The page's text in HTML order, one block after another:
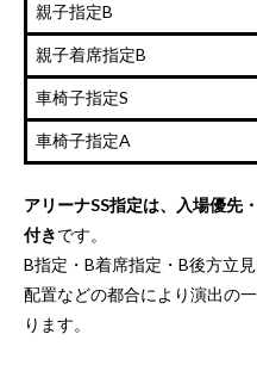
親子指定B
親子着席指定B
車椅子指定S
車椅子指定A
アリーナSS指定は、入場優先
付きです。
B指定・B着席指定・B後方立
配置などの都合により演出の
ります。